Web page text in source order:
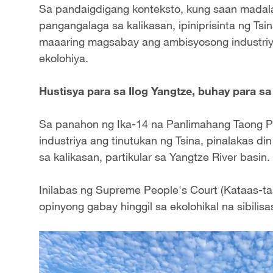
Sa pandaigdigang konteksto, kung saan
pangangalaga sa kalikasan, ipiniprisinta ng
maaaring magsabay ang ambisyosong
ekolohiya.
Hustisya para sa Ilog Yangtze, buhay para
Sa panahon ng Ika-14 na Panlimahang Taong
industriya ang tinutukan ng Tsina, pinalakas
sa kalikasan, partikular sa Yangtze River basin.
Inilabas ng Supreme People's Court (Kataas-
opinyong gabay hinggil sa ekolohikal na